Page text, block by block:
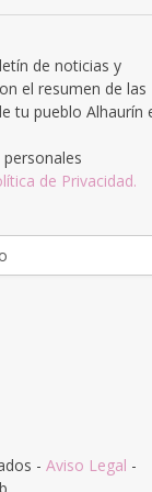
de noticias y
el resumen de las
tu pueblo Alhaurín
de Privacidad.
- Aviso Legal -